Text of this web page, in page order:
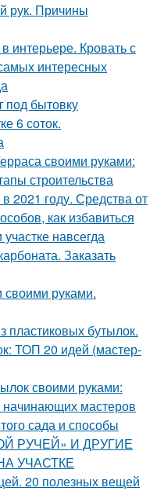
рук. Причины
интерьере. Кровать с
интересных
под бытовку
6 соток.
своими руками:
строительства
2021 году. Средства от
как избавиться
навсегда
Заказать
руками.
пластиковых бутылок.
ТОП 20 идей (мастер-
своими руками:
мастеров
сада и способы
РУЧЕЙ» И ДРУГИЕ
УЧАСТКЕ
20 полезных вещей